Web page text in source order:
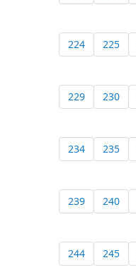
224 225
229 230
234 235
239 240
244 245